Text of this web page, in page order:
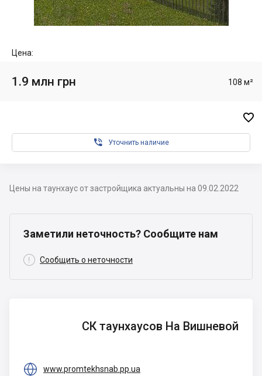
Цена:
1.9 млн грн 108 м²

 Уточнить наличие
Цены на таунхаус от застройщика актуальны на 09.02.2022
Заметили неточность? Сообщите нам
 Сообщить о неточности
СК таунхаусов На Вишневой
 www.promtekhsnab.pp.ua